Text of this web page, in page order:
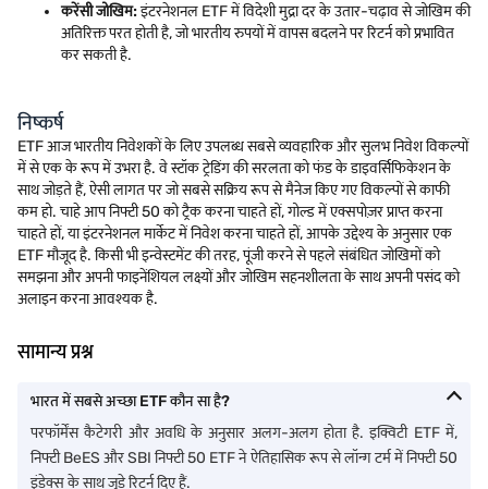
करेंसी जोखिम:इंटरनेशनल ETF में विदेशी मुद्रा दर के उतार-चढ़ाव से जोखिम की
अतिरिक्त परत होती है, जो भारतीय रुपयों में वापस बदलने पर रिटर्न को प्रभावित
कर सकती है.
निष्कर्ष
ETF आज भारतीय निवेशकों के लिए उपलब्ध सबसे व्यवहारिक और सुलभ निवेश विकल्पों
में से एक के रूप में उभरा है. वे स्टॉक ट्रेडिंग की सरलता को फंड के डाइवर्सिफिकेशन के
साथ जोड़ते हैं, ऐसी लागत पर जो सबसे सक्रिय रूप से मैनेज किए गए विकल्पों से काफी
कम हो. चाहे आप निफ्टी 50 को ट्रैक करना चाहते हों, गोल्ड में एक्सपोज़र प्राप्त करना
चाहते हों, या इंटरनेशनल मार्केट में निवेश करना चाहते हों, आपके उद्देश्य के अनुसार एक
ETF मौजूद है. किसी भी इन्वेस्टमेंट की तरह, पूंजी करने से पहले संबंधित जोखिमों को
समझना और अपनी फाइनेंशियल लक्ष्यों और जोखिम सहनशीलता के साथ अपनी पसंद को
अलाइन करना आवश्यक है.
सामान्य प्रश्न
भारत में सबसे अच्छा ETF कौन सा है?
परफॉर्मेंस कैटेगरी और अवधि के अनुसार अलग-अलग होता है. इक्विटी ETF में,
निफ्टी BeES और SBI निफ्टी 50 ETF ने ऐतिहासिक रूप से लॉन्ग टर्म में निफ्टी 50
इंडेक्स के साथ जुड़े रिटर्न दिए हैं.